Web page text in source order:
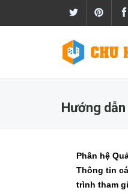
Hướng
Phân hệ
Thông tin
trình tham